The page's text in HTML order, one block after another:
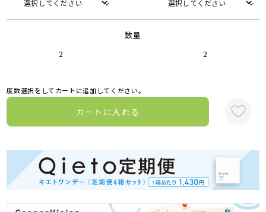
数量
2 2
度数選択をしてカートに追加してください。
カートに入れる